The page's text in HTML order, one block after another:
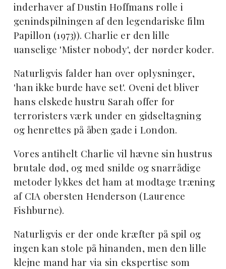
inderhaver af Dustin Hoffmans rolle i
genindspilningen af den legendariske film
Papillon (1973)). Charlie er den lille
uanselige 'Mister nobody', der nørder koder.
Naturligvis falder han over oplysninger,
'han ikke burde have set'. Oveni det bliver
hans elskede hustru Sarah offer for
terroristers værk under en gidseltagning
og henrettes på åben gade i London.
Vores antihelt Charlie vil hævne sin hustrus
brutale død, og med snilde og snarrådige
metoder lykkes det ham at modtage træning
af CIA obersten Henderson (Laurence
Fishburne).
Naturligvis er der onde kræfter på spil og
ingen kan stole på hinanden, men den lille
klejne mand har via sin ekspertise som